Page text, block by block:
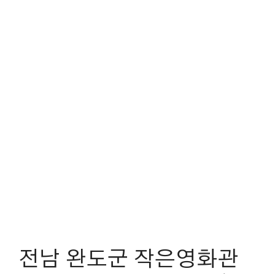
전남 완도군 작은영화관